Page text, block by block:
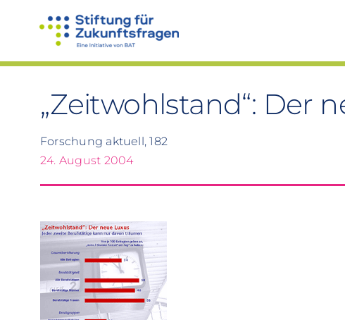
„Zeitwohlstand“: Der
Forschung aktuell, 182
24. August 2004